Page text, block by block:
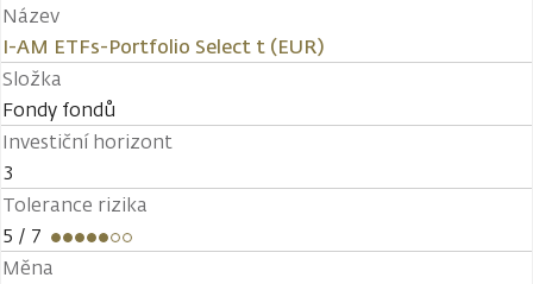
Název
I-AM ETFs-Portfolio Select t (EUR)
Složka
Fondy fondů
Investiční horizont
3
Tolerance rizika
5 / 7
Měna